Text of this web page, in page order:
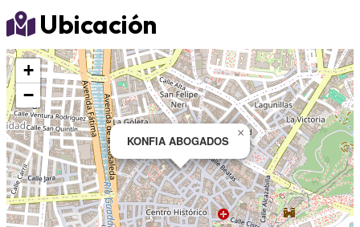
Ubicación
KONFIA ABOGADOS
×
+
−